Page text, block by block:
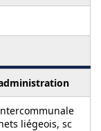
liégeois, sc